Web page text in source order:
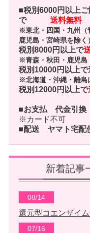
■税別6000円以上ご
で 送料無料
※東北・四国・九州（
鹿児島・宮崎県を除く
税別8000円以上で
※青森・秋田・鹿児
税別10000円以上で
※北海道・沖縄・離島
税別12000円以上で
■お支払 代金引換
※カード不可
■配送 ヤマト宅配
新着記事
08/14
還元型コエンザイ
07/16